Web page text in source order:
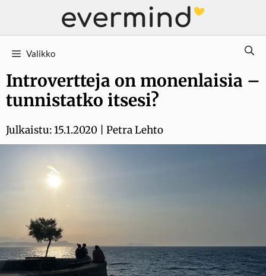
Valikko
Introvertteja on monenlaisia –
tunnistatko itsesi?
Julkaistu:15.1.2020 Petra Lehto